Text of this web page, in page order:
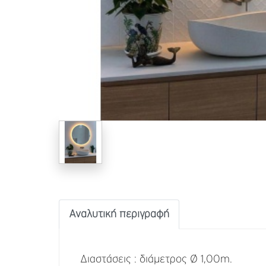
Αναλυτική περιγραφή
Διαστάσεις : διάμετρος Ø 1,00m.